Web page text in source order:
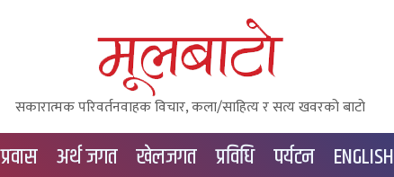
सकारात्मक परिवर्तनवाहक विचार, कला/साहित्य र सत्य खवरको बाटाे
प्रवास अर्थ जगत खेलजगत प्रविधि पर्यटन ENGLISH